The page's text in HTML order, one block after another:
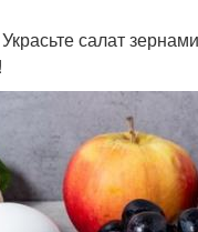
салат